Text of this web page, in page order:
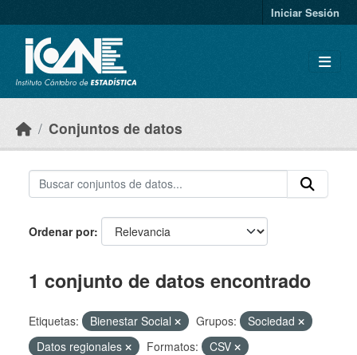
Iniciar Sesión
Conjuntos de datos
Ordenar por
1 conjunto de datos encontrado
Etiquetas: Bienestar Social Grupos:
Sociedad
Datos regionales
Formatos:
CSV